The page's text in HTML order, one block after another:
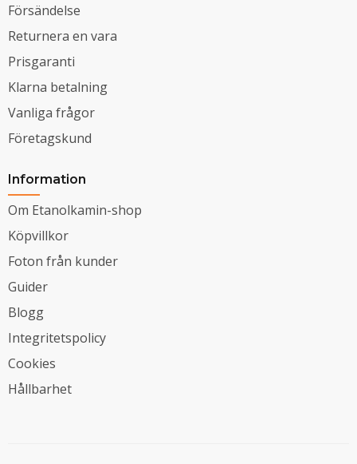
Försändelse
Returnera en vara
Prisgaranti
Klarna betalning
Vanliga frågor
Företagskund
Information
Om Etanolkamin-shop
Köpvillkor
Foton från kunder
Guider
Blogg
Integritetspolicy
Cookies
Hållbarhet